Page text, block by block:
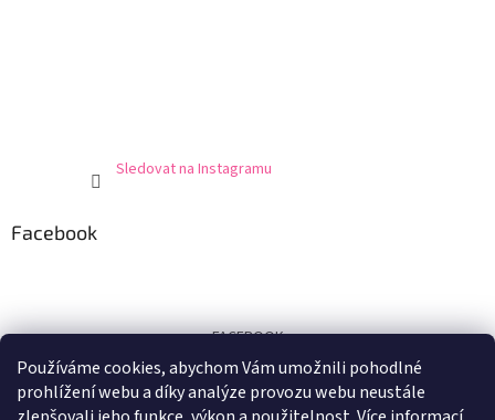
Používáme cookies, abychom Vám umožnili pohodlné
prohlížení webu a díky analýze provozu webu neustále
Sledovat na Instagramu
Facebook
FACEBOOK
Certifikát